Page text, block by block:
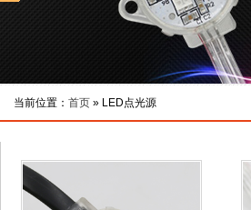
当前位置： 首页 » LED点光源